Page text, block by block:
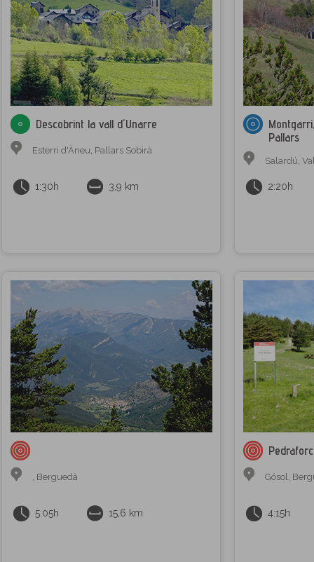
Descobrint la vall d'Unarre
Esterri d'Àneu, Pallars Sobirà
1:30h 3,9 km
Pallars
Salardú,
2:20h
, Berguedà
5:05h 15,6 km
Gósol,
4:15h